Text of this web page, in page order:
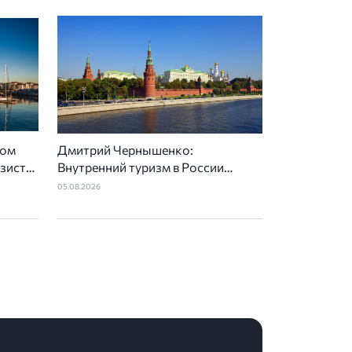
Дмитрий Чернышенко:
Внутренний туризм в России
вырос на 4,3%, въездной — на
05.08.2026